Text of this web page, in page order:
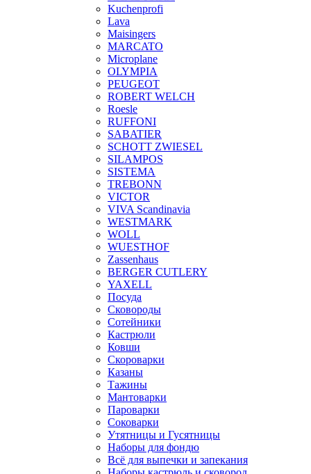
Kuchenprofi
Lava
Maisingers
MARCATO
Microplane
OLYMPIA
PEUGEOT
ROBERT WELCH
Roesle
RUFFONI
SABATIER
SCHOTT ZWIESEL
SILAMPOS
SISTEMA
TREBONN
VICTOR
VIVA Scandinavia
WESTMARK
WOLL
WUESTHOF
Zassenhaus
BERGER CUTLERY
YAXELL
Посуда
Сковороды
Сотейники
Кастрюли
Ковши
Скороварки
Казаны
Тажины
Мантоварки
Пароварки
Соковарки
Утятницы и Гусятницы
Наборы для фондю
Всё для выпечки и запекания